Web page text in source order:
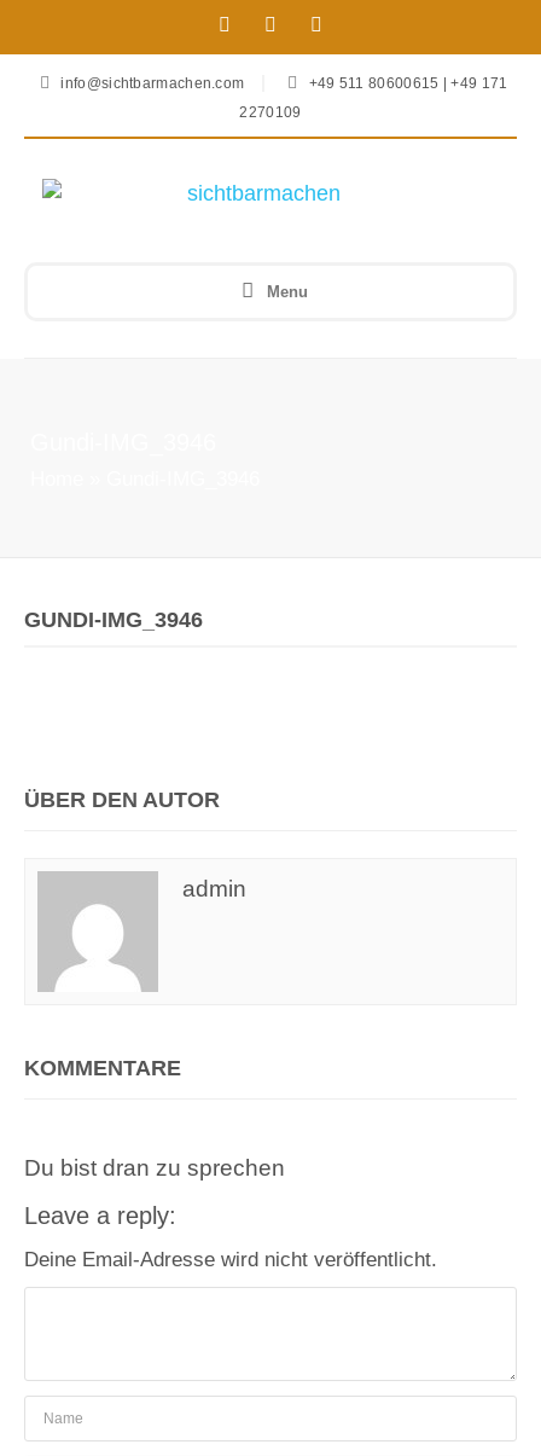
info@sichtbarmachen.com
+49 511 80600615 | +49 171
2270109
Menu
GUNDI-IMG_3946
ÜBER DEN AUTOR
admin
KOMMENTARE
Du bist dran zu sprechen
Leave a reply:
Deine Email-Adresse wird nicht veröffentlicht.